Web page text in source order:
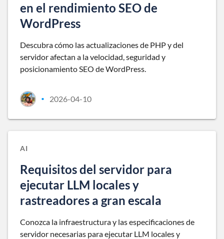
en el rendimiento SEO de
WordPress
Descubra cómo las actualizaciones de PHP y del
servidor afectan a la velocidad, seguridad y
posicionamiento SEO de WordPress.
• 2026-04-10
AI
Requisitos del servidor para
ejecutar LLM locales y
rastreadores a gran escala
Conozca la infraestructura y las especificaciones de
servidor necesarias para ejecutar LLM locales y